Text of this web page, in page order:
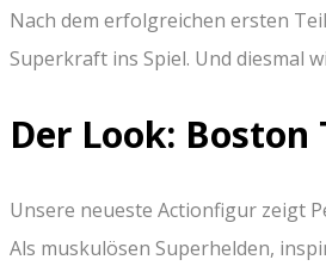
Nach dem erfolgreichen ersten
Superkraft ins Spiel. Und diesmal
Der Look:
Unsere neueste Actionfigur zeigt
Als muskulösen Superhelden,